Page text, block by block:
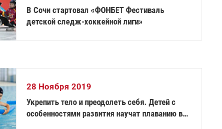
В Сочи стартовал «ФОНБЕТ Фестиваль
детской следж-хоккейной лиги»
28 Ноября 2019
Укрепить тело и преодолеть себя. Детей с
особенностями развития научат плаванию в